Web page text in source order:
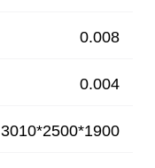
0.008
0.004
3010*2500*1900